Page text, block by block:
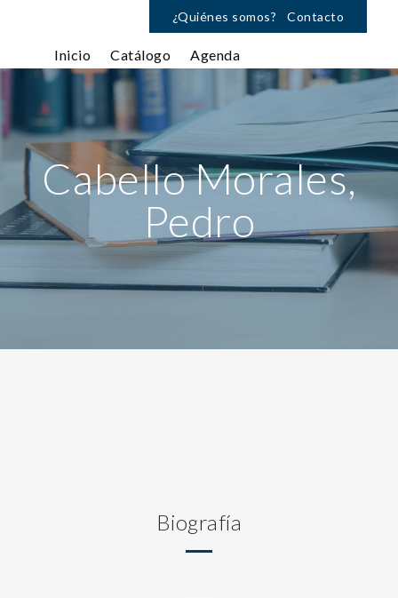
¿Quiénes somos? Contacto
Inicio Catálogo Agenda
Cabello Morales,
Pedro
Biografía